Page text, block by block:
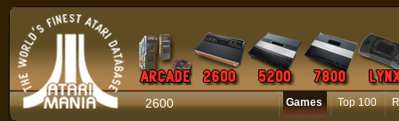
2600 Games Top 100